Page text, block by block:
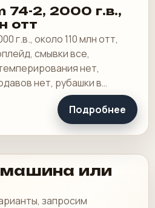
74-2, 2000 г.в.,
отт
г.в., около 110 млн отт,
смывки все,
нет,
нет, рубашки в
и цепи в хорошем.
Подробнее
или
запросим